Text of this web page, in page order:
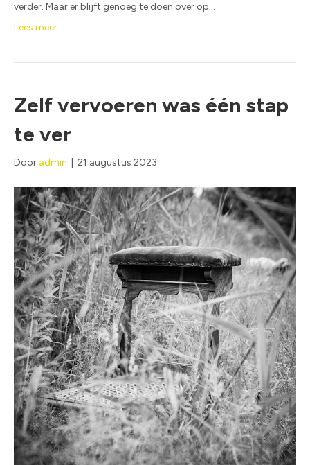
verder. Maar er blijft genoeg te doen over op…
Lees meer
Zelf vervoeren was één stap
te ver
Door admin 21 augustus 2023